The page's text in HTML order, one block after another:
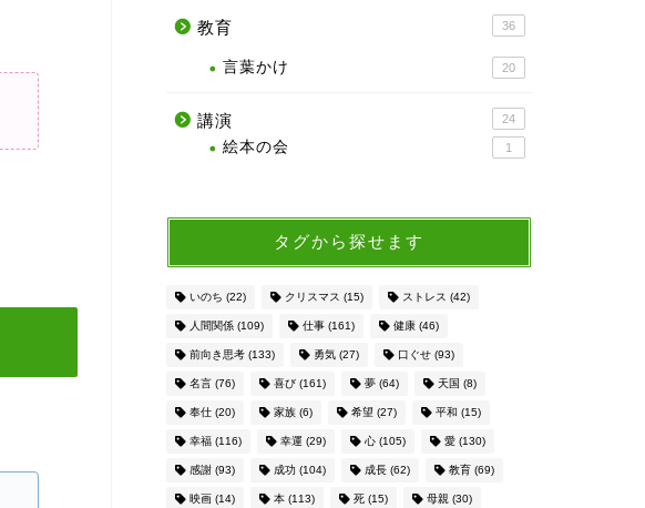
教育 36
言葉かけ 20
講演 24
絵本の会 1
タグから探せます
いのち (22) クリスマス (15) ストレス (42)
人間関係(109) 仕事(161) 健康(46)
前向き思考(133) 勇気(27) 口ぐせ(93)
名言(76) 喜び(161) 夢(64) 天国 (8)
奉仕(20) 家族(6) 希望 (27) 平和 (15)
幸福(116) 幸運 (29) 心(105) 愛(130)
感謝(93) 成功 (104) 成長(62) 教育(69)
映画(14) 本(113) 死(15) 母親 (30)